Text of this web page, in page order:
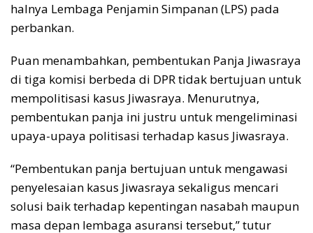
halnya Lembaga Penjamin Simpanan (LPS) pada
perbankan.
Puan menambahkan, pembentukan Panja Jiwasraya
di tiga komisi berbeda di DPR tidak bertujuan untuk
mempolitisasi kasus Jiwasraya. Menurutnya,
pembentukan panja ini justru untuk mengeliminasi
upaya-upaya politisasi terhadap kasus Jiwasraya.
“Pembentukan panja bertujuan untuk mengawasi
penyelesaian kasus Jiwasraya sekaligus mencari
solusi baik terhadap kepentingan nasabah maupun
masa depan lembaga asuransi tersebut,” tutur